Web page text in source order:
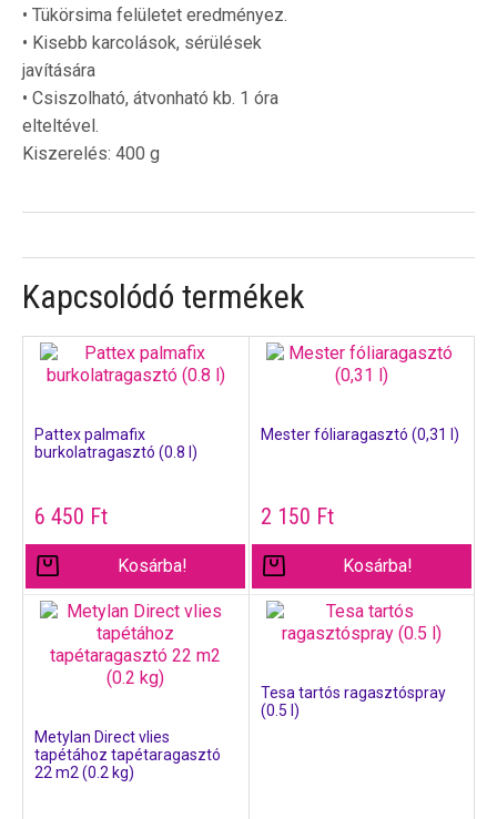
• Tükörsima felületet eredményez.
• Kisebb karcolások, sérülések
javítására
• Csiszolható, átvonható kb. 1 óra
elteltével.
Kiszerelés: 400 g
Kapcsolódó termékek
Pattex palmafix
burkolatragasztó (0.8 l)
6 450 Ft
Kosárba!
Mester fóliaragasztó (0,31 l)
2 150 Ft
Kosárba!
Metylan Direct vlies
tapétához tapétaragasztó
22 m2 (0.2 kg)
Tesa tartós ragasztóspray
(0.5 l)